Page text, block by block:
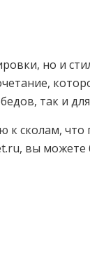
но и
так и
сколам, что
вы